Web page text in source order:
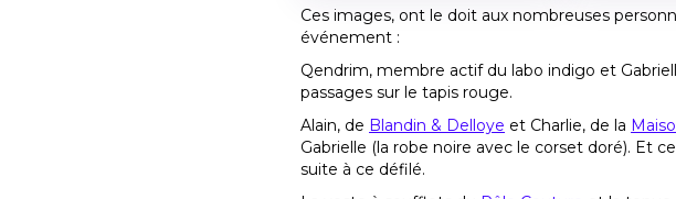
Ces images, ont le doit aux nombreuses
événement :
Qendrim, membre actif du labo indigo et
passages sur le tapis rouge.
Alain, de Blandin & Delloye et Charlie, de la
Gabrielle (la robe noire avec le corset doré). Et
suite à ce défilé.